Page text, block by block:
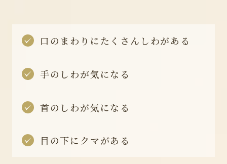
口のまわりにたくさんしわがある
手のしわが気になる
首のしわが気になる
目の下にクマがある